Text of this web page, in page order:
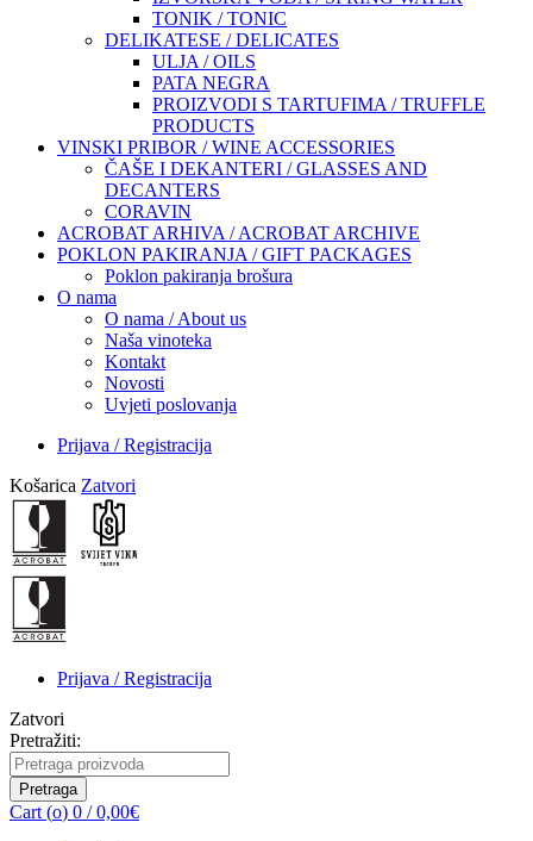
TONIK / TONIC
DELIKATESE / DELICATES
ULJA / OILS
PATA NEGRA
PROIZVODI S TARTUFIMA / TRUFFLE
PRODUCTS
VINSKI PRIBOR / WINE ACCESSORIES
ČAŠE I DEKANTERI / GLASSES AND
DECANTERS
CORAVIN
ACROBAT ARHIVA / ACROBAT ARCHIVE
POKLON PAKIRANJA / GIFT PACKAGES
Poklon pakiranja brošura
O nama
O nama / About us
Naša vinoteka
Kontakt
Novosti
Uvjeti poslovanja
Prijava / Registracija
Košarica Zatvori
Prijava / Registracija
Zatvori
Pretražiti:
Pretraga
Cart (o) 0 / 0,00€